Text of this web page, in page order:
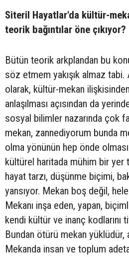
Siteril Hayatlar'da kültür-
teorik bağıntılar öne çıkıyor?
Bütün teorik arkplandan bu
söz etmem yakışık almaz tabi.
olarak, kültür-mekan
anlaşılması açısından da
sosyal bilimler nazarında çok
mekan, zannediyorum bunda
olma yönünün hep önde
kültürel haritada mühim bir yer
hayat tarzı, düşünme biçimi,
yansıyor. Mekan boş değil,
Mekanı inşa eden, yapan,
kendi kültür ve inanç kodlarını
Bundan ötürü mekan yüklüdür,
Mekanda insan ve toplum